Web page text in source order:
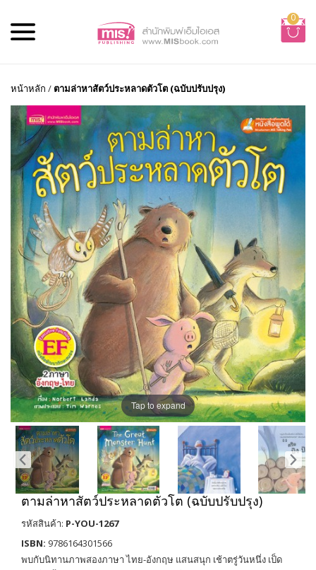
0
หน้าหลัก / ตามล่าหาสัตว์ประหลาดตัวโต (ฉบับปรับปรุง)
Tap to expand
ตามล่าหาสัตว์ประหลาดตัวโต (ฉบับปรับปรุง)
รหัสสินค้า: P-YOU-1267
ISBN: 9786164301566
พบกับนิทานภาพสองภาษา ไทย-อังกฤษ แสนสนุก เช้าตรู่วันหนึ่ง เป็ด